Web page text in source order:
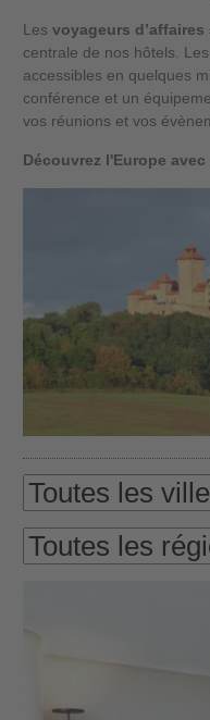
Les voyageurs d’affaires
centrale de nos hôtels.
accessibles en quelques
conférence et un
vos réunions et vos
Découvrez l'Europe